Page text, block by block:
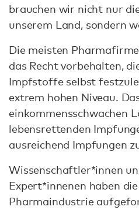
brauchen wir nicht nur
unserem Land, sondern
Die meisten
das Recht vorbehalten,
Impfstoffe selbst
extrem hohen Niveau.
einkommensschwachen
lebensrettenden
ausreichend Impfungen
Wissenschaftler*innen
Expert*innenen haben
Pharmaindustrie